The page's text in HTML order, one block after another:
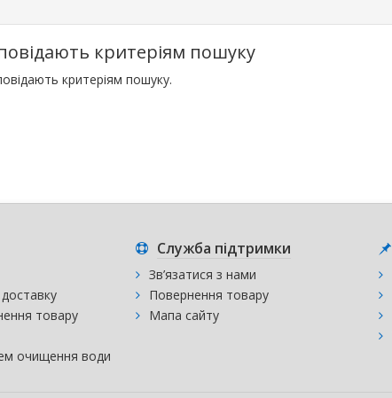
критеріям пошуку
критеріям пошуку.
товару
очищення води
Служба підтримки
Зв’язатися з нами
Повернення товару
Мапа сайту